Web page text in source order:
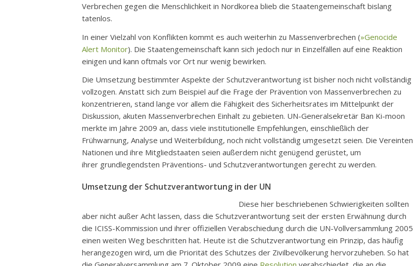
Verbrechen gegen die Menschlichkeit in Nordkorea blieb die Staatengemeinschaft bislang
tatenlos.
In einer Vielzahl von Konflikten kommt es auch weiterhin zu Massenverbrechen (»Genocide
Alert Monitor). Die Staatengemeinschaft kann sich jedoch nur in Einzelfällen auf eine Reaktion
einigen und kann oftmals vor Ort nur wenig bewirken.
Die Umsetzung bestimmter Aspekte der Schutzverantwortung ist bisher noch nicht vollständig
vollzogen. Anstatt sich zum Beispiel auf die Frage der Prävention von Massenverbrechen zu
konzentrieren, stand lange vor allem die Fähigkeit des Sicherheitsrates im Mittelpunkt der
Diskussion, akuten Massenverbrechen Einhalt zu gebieten. UN-Generalsekretär Ban Ki-moon
merkte im Jahre 2009 an, dass viele institutionelle Empfehlungen, einschließlich der
Frühwarnung, Analyse und Weiterbildung, noch nicht vollständig umgesetzt seien. Die Vereinten
Nationen und ihre Mitgliedstaaten seien außerdem nicht genügend gerüstet, um
ihrer grundlegendsten Präventions- und Schutzverantwortungen gerecht zu werden.
Umsetzung der Schutzverantwortung in der UN
Diese hier beschriebenen Schwierigkeiten sollten
aber nicht außer Acht lassen, dass die Schutzverantwortung seit der ersten Erwähnung durch
die ICISS-Kommission und ihrer offiziellen Verabschiedung durch die UN-Vollversammlung 2005
einen weiten Weg beschritten hat. Heute ist die Schutzverantwortung ein Prinzip, das häufig
herangezogen wird, um die Priorität des Schutzes der Zivilbevölkerung hervorzuheben. So hat